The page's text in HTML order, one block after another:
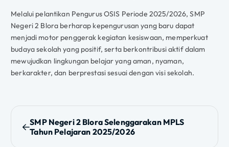
Melalui pelantikan Pengurus OSIS Periode 2025/2026, SMP
Negeri 2 Blora berharap kepengurusan yang baru dapat
menjadi motor penggerak kegiatan kesiswaan, memperkuat
budaya sekolah yang positif, serta berkontribusi aktif dalam
mewujudkan lingkungan belajar yang aman, nyaman,
berkarakter, dan berprestasi sesuai dengan visi sekolah.
N
a
SMP Negeri 2 Blora Selenggarakan MPLS
Tahun Pelajaran 2025/2026